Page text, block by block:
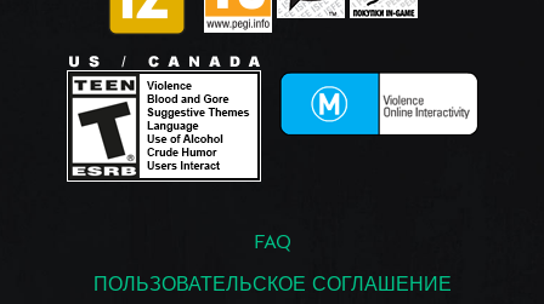
FAQ
ПОЛЬЗОВАТЕЛЬСКОЕ СОГЛАШЕНИЕ